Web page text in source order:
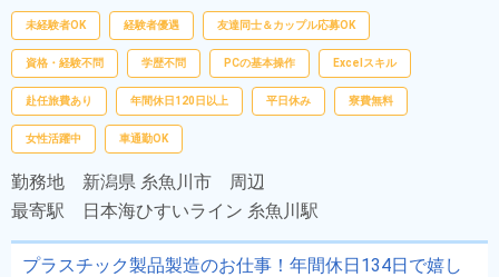
未経験者OK 経験者優遇 友達同士＆カップル応募OK
資格・経験不問 学歴不問 PCの基本操作 Excelスキル
赴任旅費あり 年間休日120日以上 平日休み 寮費無料
女性活躍中 車通勤OK
勤務地 新潟県 糸魚川市 周辺
最寄駅
日本海ひすいライン 糸魚川駅
プラスチック製品製造のお仕事！年間休日134日で嬉し